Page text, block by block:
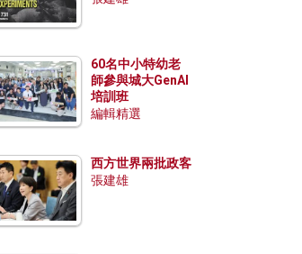
60名中小特幼老
師參與城大GenAI
培訓班
編輯精選
西方世界兩批政客
張建雄